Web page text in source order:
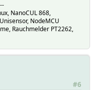
NanoCUL 868,
NodeMCU
Rauchmelder PT2262,
#6